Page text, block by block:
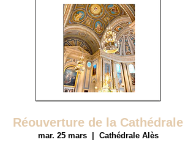
Réouverture de la Cathédrale
mar. 25 mars
  |
Cathédrale Alès